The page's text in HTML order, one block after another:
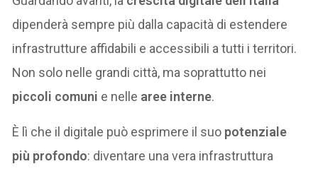
dipenderà sempre più dalla capacità di estendere
infrastrutture affidabili e accessibili a tutti i territori.
Non solo nelle grandi città, ma soprattutto nei
piccoli comuni e nelle aree interne.
È lì che il digitale può esprimere il suo potenziale
più profondo: diventare una vera infrastruttura